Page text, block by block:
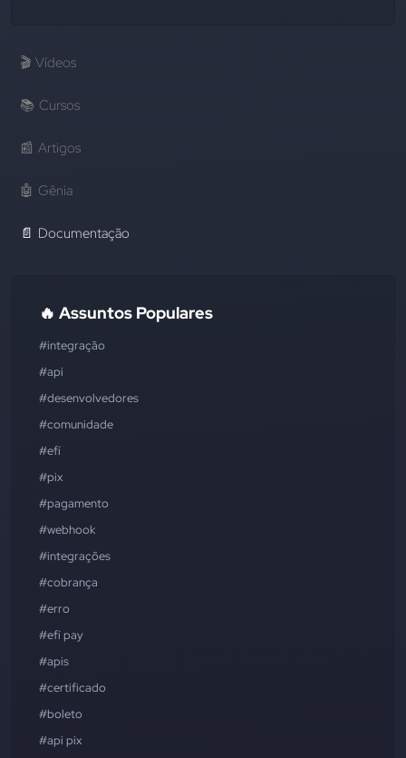
🎬 Vídeos
📚 Cursos
📰 Artigos
🤖 Gênia
📄 Documentação
🔥 Assuntos Populares
#integração
#api
#desenvolvedores
#comunidade
#efí
#pix
#pagamento
#webhook
#integrações
#cobrança
#erro
#efí pay
#apis
#certificado
#boleto
#api pix